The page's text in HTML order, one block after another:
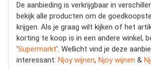
De aanbieding is verkrijgbaar in
bekijk alle producten om de goedkoopste
krijgen. Als je graag wilt kijken of het
korting te koop is in een andere winkel,
'Supermarkt'. Wellicht vind je deze
interessant: Njoy wijnen, Njoy wijnen &